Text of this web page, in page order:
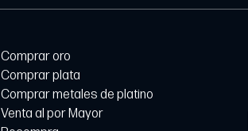
Comprar oro
Comprar plata
Comprar metales de platino
Venta al por Mayor